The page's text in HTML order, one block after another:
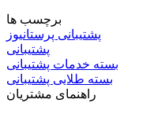
برچسب ها
پشتیبانی پرستانیوز
پشتیبانی
بسته خدمات پشتیبانی
بسته طلایی پشتیبانی
راهنمای مشتریان